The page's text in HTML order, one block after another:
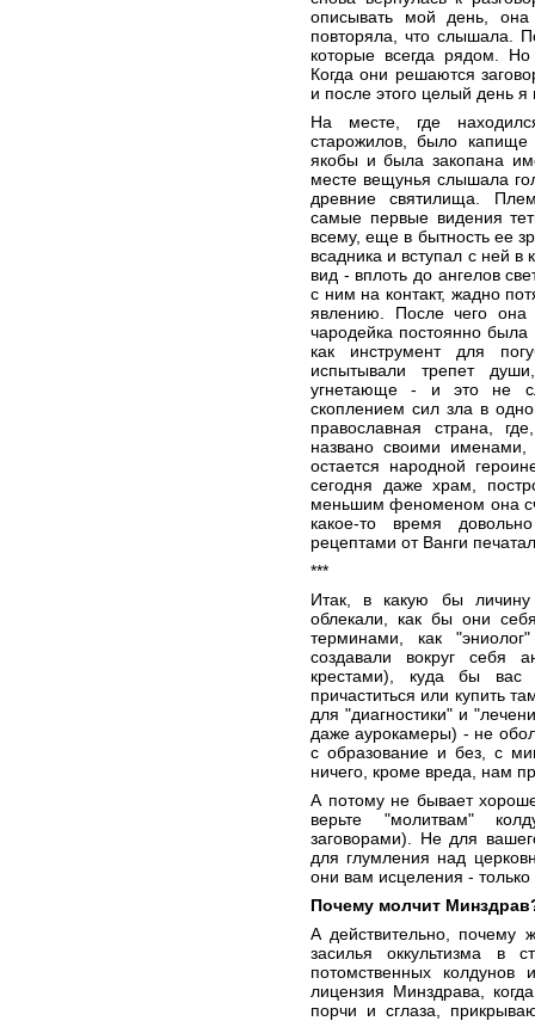
описывать мой день,
повторяла, что слышала.
которые всегда рядом.
Когда они решаются
и после этого целый день
На месте, где
старожилов, было капище
якобы и была закопана
месте вещунья слышала
древние святилища.
самые первые видения
всему, еще в бытность ее
всадника и вступал с ней в
вид - вплоть до ангелов
с ним на контакт, жадно
явлению. После чего
чародейка постоянно
как инструмент для
испытывали трепет
угнетающе - и это не
скоплением сил зла в
православная страна,
названо своими
остается народной
сегодня даже храм,
меньшим феноменом она
какое-то время
рецептами от Ванги
***
Итак, в какую бы
облекали, как бы они
терминами, как
создавали вокруг себя
крестами), куда бы
причаститься или купить
для "диагностики" и
даже аурокамеры) - не
с образование и без, с
ничего, кроме вреда, нам
А потому не бывает
верьте "молитвам"
заговорами). Не для
для глумления над
они вам исцеления - только
Почему молчит
А действительно, почему
засилья оккультизма в
потомственных
лицензия Минздрава,
порчи и сглаза,